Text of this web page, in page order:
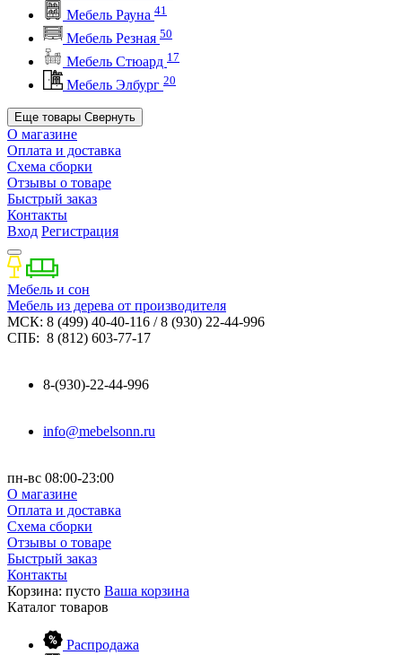
Мебель Рауна 41
Мебель Резная 50
Мебель Стюард 17
Мебель Элбург 20
Еще товары Свернуть
О магазине
Оплата и доставка
Схема сборки
Отзывы о товаре
Быстрый заказ
Контакты
Вход Регистрация
Мебель и сон
Мебель из дерева от производителя
МСК: 8 (499) 40-40-116 / 8 (930) 22-44-996
СПБ: 8 (812) 603-77-17
8-(930)-22-44-996
info@mebelsonn.ru
пн-вс 08:00-23:00
О магазине
Оплата и доставка
Схема сборки
Отзывы о товаре
Быстрый заказ
Контакты
Корзина: пусто Ваша корзина
Каталог товаров
Распродажа